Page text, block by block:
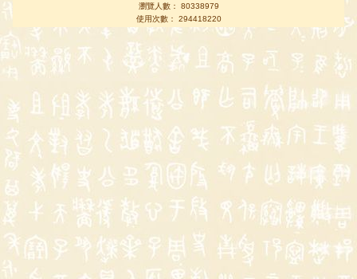
瀏覽人數： 80338979
使用次數： 294418220